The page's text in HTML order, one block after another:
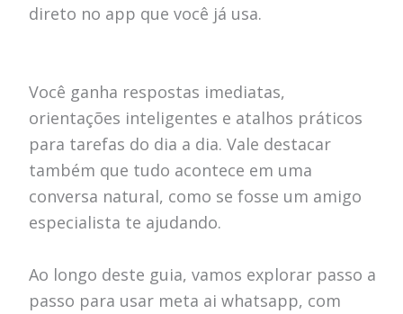
direto no app que você já usa.
Você ganha respostas imediatas,
orientações inteligentes e atalhos práticos
para tarefas do dia a dia. Vale destacar
também que tudo acontece em uma
conversa natural, como se fosse um amigo
especialista te ajudando.
Ao longo deste guia, vamos explorar passo a
passo para usar meta ai whatsapp, com